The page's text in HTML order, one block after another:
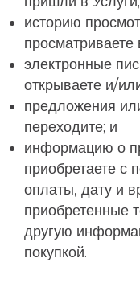
историю
просматриваете
электронные
открываете и/
предложения
переходите; и
информацию о
приобретаете с
оплаты, дату и
приобретенные
другую
покупкой.